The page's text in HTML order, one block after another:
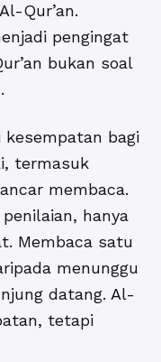
Qur’an.
pengingat
bukan soal
bagi
termasuk
membaca.
hanya
Membaca satu
menunggu
datang. Al-
tetapi